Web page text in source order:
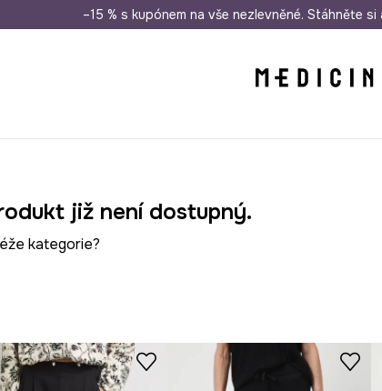
Doprava zdarma při nákupu nad 1 200 Kč Odeslání i
–15 % s kupónem na vše nezlevněné. Stáhněte
již není dostupný.
kategorie?